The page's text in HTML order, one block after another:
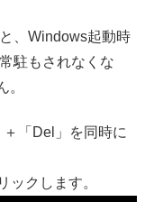
、Windows起動時
駐もされなくな
。
「Del」を同時に
クします。